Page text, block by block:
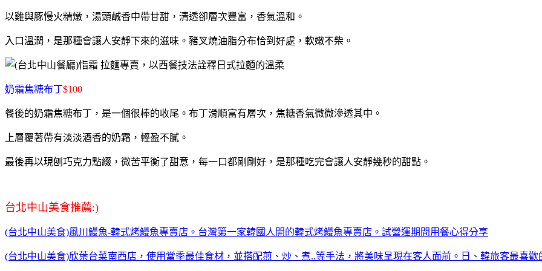
以雞與豚慢火精燉，湯頭鹹香中帶甘甜，清透卻層次豐富，香氣溫和。
入口溫潤，是那種會讓人安靜下來的滋味。豬叉燒油脂分布恰到好處，軟嫩不柴。
奶霜焦糖布丁$100
餐後的奶霜焦糖布丁，是一個很棒的收尾。布丁滑順富有層次，焦糖香氣微微滲透其中。
上層覆著帶有淡淡酒香的奶霜，輕盈不膩。
最後再以現刨巧克力點綴，微苦平衡了甜意，每一口都剛剛好，是那種吃完會讓人安靜幾秒的甜點。
台北中山美食推薦:)
(台北中山美食)風川鰻魚-韓式烤鰻魚專賣店。台灣第一家韓國人開的韓式烤鰻魚專賣店。試營運期間用餐心得分享
(台北中山美食)欣葉台菜南西店，使用當季最佳食材，並搭配煎、炒、煮..等手法，將美味呈現在客人面前。日、韓旅客最喜歡